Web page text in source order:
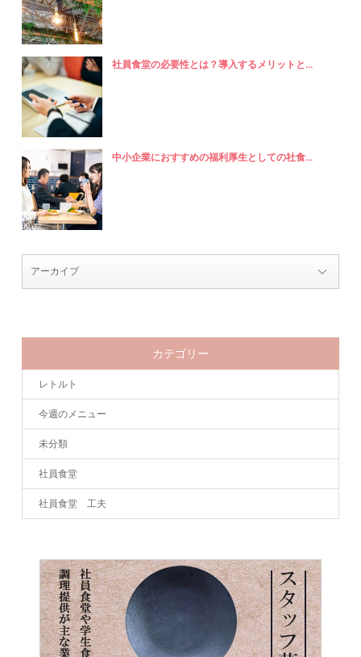
社員食堂の必要性とは？導入するメリットと...
中小企業におすすめの福利厚生としての社食...
カテゴリー
レトルト
今週のメニュー
未分類
社員食堂
社員食堂 工夫